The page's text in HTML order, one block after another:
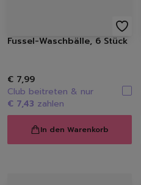
Fussel-Waschbälle, 6 Stück
€ 7,99
Club beitreten & nur
€ 7,43 zahlen
In den Warenkorb